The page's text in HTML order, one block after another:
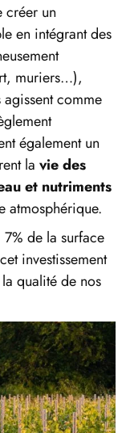
créer un
en intégrant des
muriers…),
comme
également un
la vie des
et nutriments
atmosphérique.
de la surface
investissement
qualité de nos